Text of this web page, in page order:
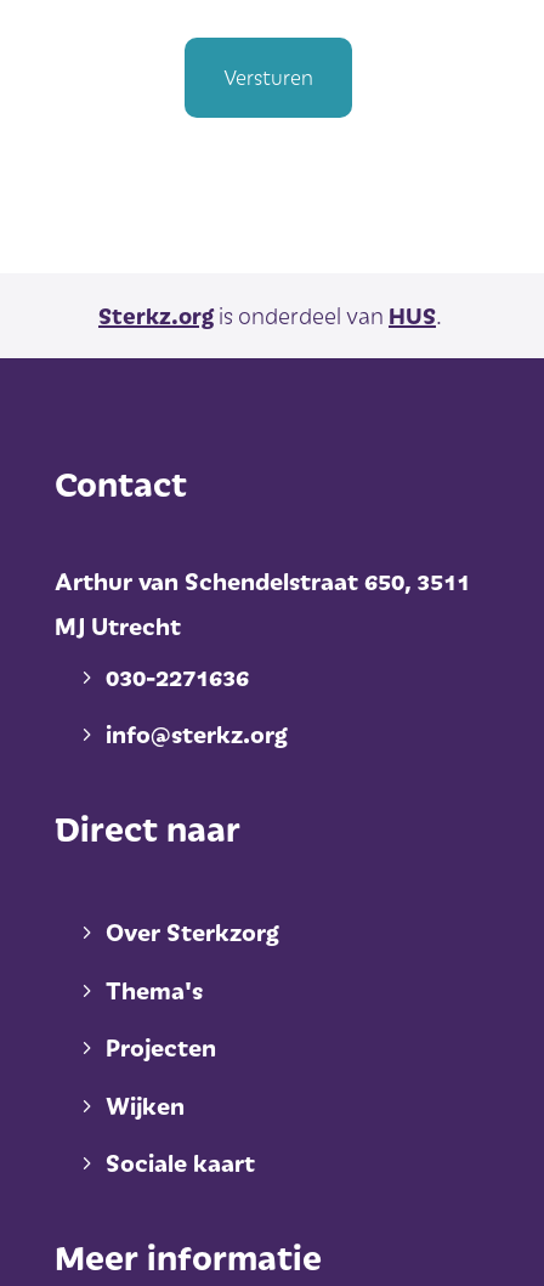
Sterkz.orgis onderdeel van HUS.
Contact
Arthur van Schendelstraat 650, 3511
MJ Utrecht
030-2271636
info@sterkz.org
Direct naar
Over Sterkzorg
Thema's
Projecten
Wijken
Sociale kaart
Meer informatie